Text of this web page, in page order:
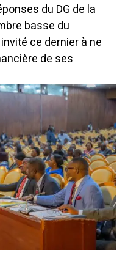
du DG de la
basse du
ce dernier à ne
de ses